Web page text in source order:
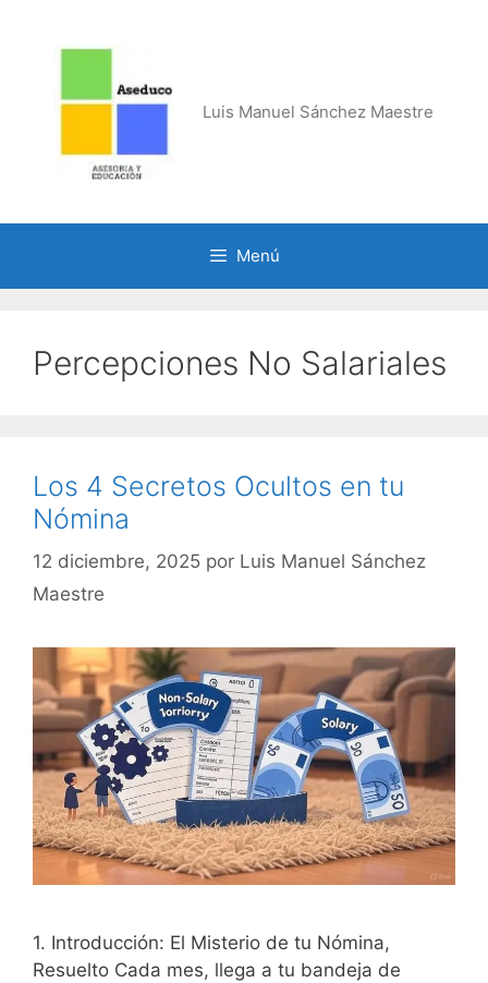
Luis Manuel Sánchez Maestre
Menú
Percepciones No Salariales
Los 4 Secretos Ocultos en tu
Nómina
12 diciembre, 2025 por Luis Manuel Sánchez
Maestre
1. Introducción: El Misterio de tu Nómina,
Resuelto Cada mes, llega a tu bandeja de